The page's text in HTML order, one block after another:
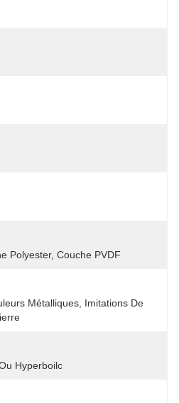
Polyester, Couche PVDF
Métalliques, Imitations De
Hyperboilc